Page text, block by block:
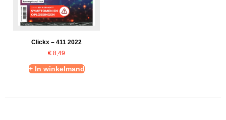
Clickx – 411 2022
€ 8,49
+ In winkelmand